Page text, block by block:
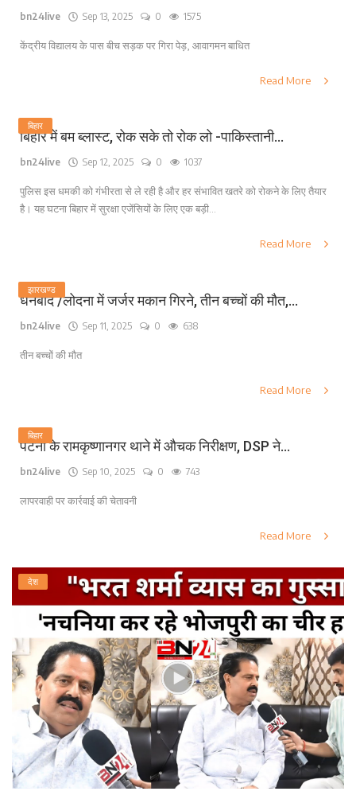
bn24live Sep 13, 2025 0 1575
केंद्रीय विद्यालय के पास बीच सड़क पर गिरा पेड़, आवागमन बाधित
Read More
बिहार
बिहार में बम ब्लास्ट, रोक सके तो रोक लो -पाकिस्तानी...
bn24live Sep 12, 2025 0 1037
पुलिस इस धमकी को गंभीरता से ले रही है और हर संभावित खतरे को रोकने के लिए तैयार
है। यह घटना बिहार में सुरक्षा एजेंसियों के लिए एक बड़ी...
Read More
झारखण्ड
धनबाद /लोदना में जर्जर मकान गिरने, तीन बच्चों की मौत,...
bn24live Sep 11, 2025 0 638
तीन बच्चों की मौत
Read More
बिहार
पटना के रामकृष्णानगर थाने में औचक निरीक्षण, DSP ने...
bn24live Sep 10, 2025 0 743
लापरवाही पर कार्रवाई की चेतावनी
Read More
देश